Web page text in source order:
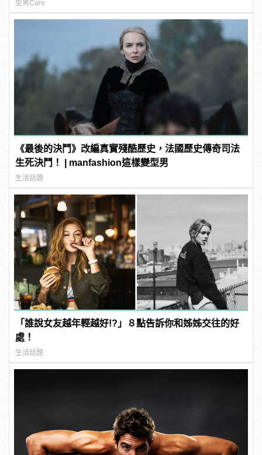
型男Care
《最後的決鬥》改編真實殘酷歷史，法國歷史傳奇司法
生死決鬥！ | manfashion這樣變型男
生活話題
「誰說女友越年輕越好!?」８點告訴你和姊姊交往的好
處！
生活話題